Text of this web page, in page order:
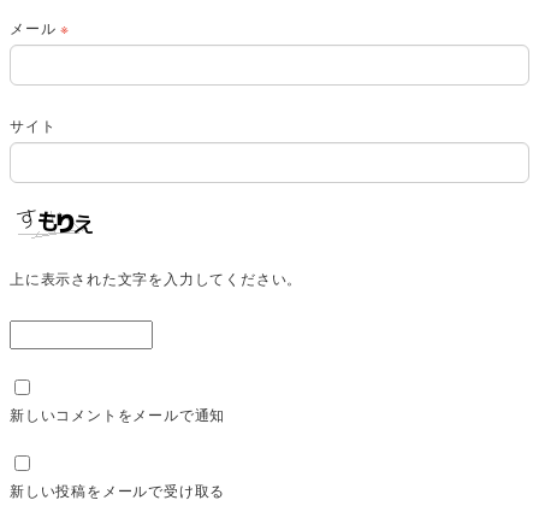
メール※
サイト
上に表示された文字を入力してください。
新しいコメントをメールで通知
新しい投稿をメールで受け取る